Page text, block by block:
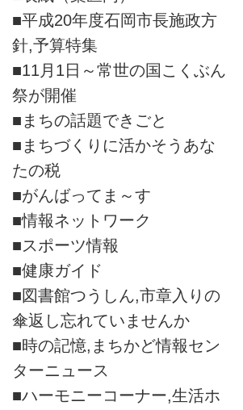
■平成20年度石岡市長施政方
針,予算特集
■11月1日～常世の国こくぶん
祭が開催
■まちの話題できごと
■まちづくりに活かそうあな
たの税
■がんばってま～す
■情報ネットワーク
■スポーツ情報
■健康ガイド
■図書館つうしん,市章入りの
傘返し忘れていませんか
■時の記憶,まちかど情報セン
ターニュース
■ハーモニーコーナー,生活ホ